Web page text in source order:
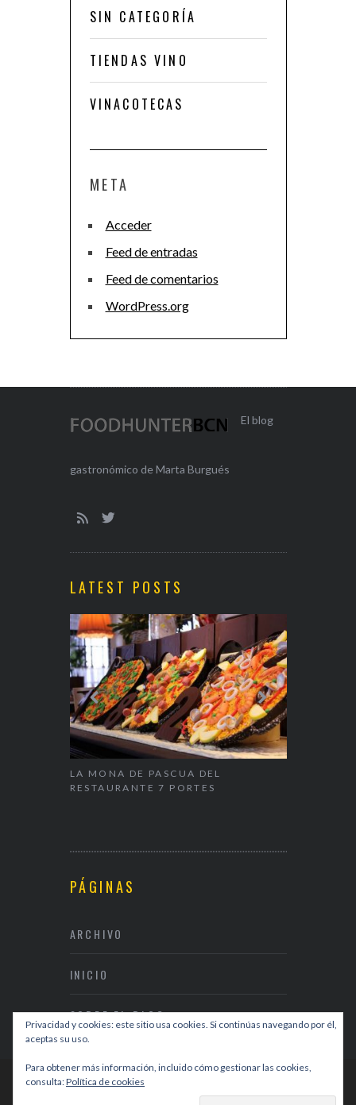
SIN CATEGORÍA
TIENDAS VINO
VINACOTECAS
META
Acceder
Feed de entradas
Feed de comentarios
WordPress.org
El blog
gastronómico de Marta Burgués
LATEST POSTS
LA MONA DE PASCUA DEL
RESTAURANTE 7 PORTES
PÁGINAS
ARCHIVO
INICIO
SOBRE EL BLOG
Privacidad y cookies: este sitio usa cookies. Si continúas navegando por él,
aceptas su uso.
Para obtener más información, incluido cómo gestionar las cookies,
consulta:Política de cookies